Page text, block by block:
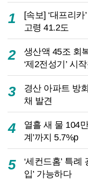
1
[속보] ‘대프리
고령 41.2도
2
생산액 45조 회
‘제2전성기’ 시
3
경산 아파트 방
채 발견
4
열흘 새 물 104
계’까지 5.7%p
5
‘세컨드홈’ 특
입’ 가능하다